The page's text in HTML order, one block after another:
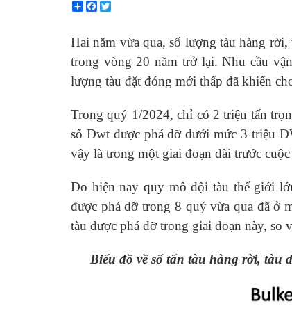
ShareFacebook
Hai năm vừa qua, số lượng tàu hàng
trong vòng 20 năm trở lại. Nhu cầu
lượng tàu đặt đóng mới thấp đã khiến
Trong quý 1/2024, chỉ có 2 triệu tấn
số Dwt được phá dỡ dưới mức 3 triệu
vậy là trong một giai đoạn dài trước
Do hiện nay quy mô đội tàu thế giới
được phá dỡ trong 8 quý vừa qua đã ở
tàu được phá dỡ trong giai đoạn này,
Biểu đồ về số tấn tàu hàng rời, tàu